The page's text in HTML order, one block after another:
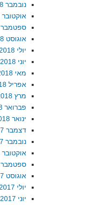
נובמבר 2018
אוקטובר 2018
ספטמבר 2018
אוגוסט 2018
יולי 2018
יוני 2018
מאי 2018
אפריל 2018
מרץ 2018
פברואר 2018
ינואר 2018
דצמבר 2017
נובמבר 2017
אוקטובר 2017
ספטמבר 2017
אוגוסט 2017
יולי 2017
יוני 2017